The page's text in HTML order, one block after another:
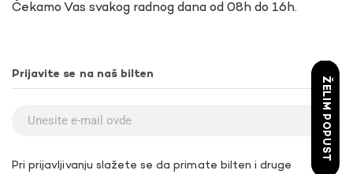
Čekamo Vas svakog radnog dana od 08h do 16h.
Prijavite se na naš bilten
Pri prijavljivanju slažete se da primate bilten i druge
ŽELIM POPUST